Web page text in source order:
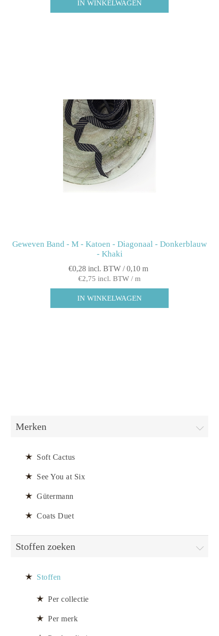
Geweven Band - M - Katoen - Diagonaal - Donkerblauw
- Khaki
€0,28 incl. BTW / 0,10 m
€2,75 incl. BTW / m
Merken
Soft Cactus
See You at Six
Gütermann
Coats Duet
Stoffen zoeken
Stoffen
Per collectie
Per merk